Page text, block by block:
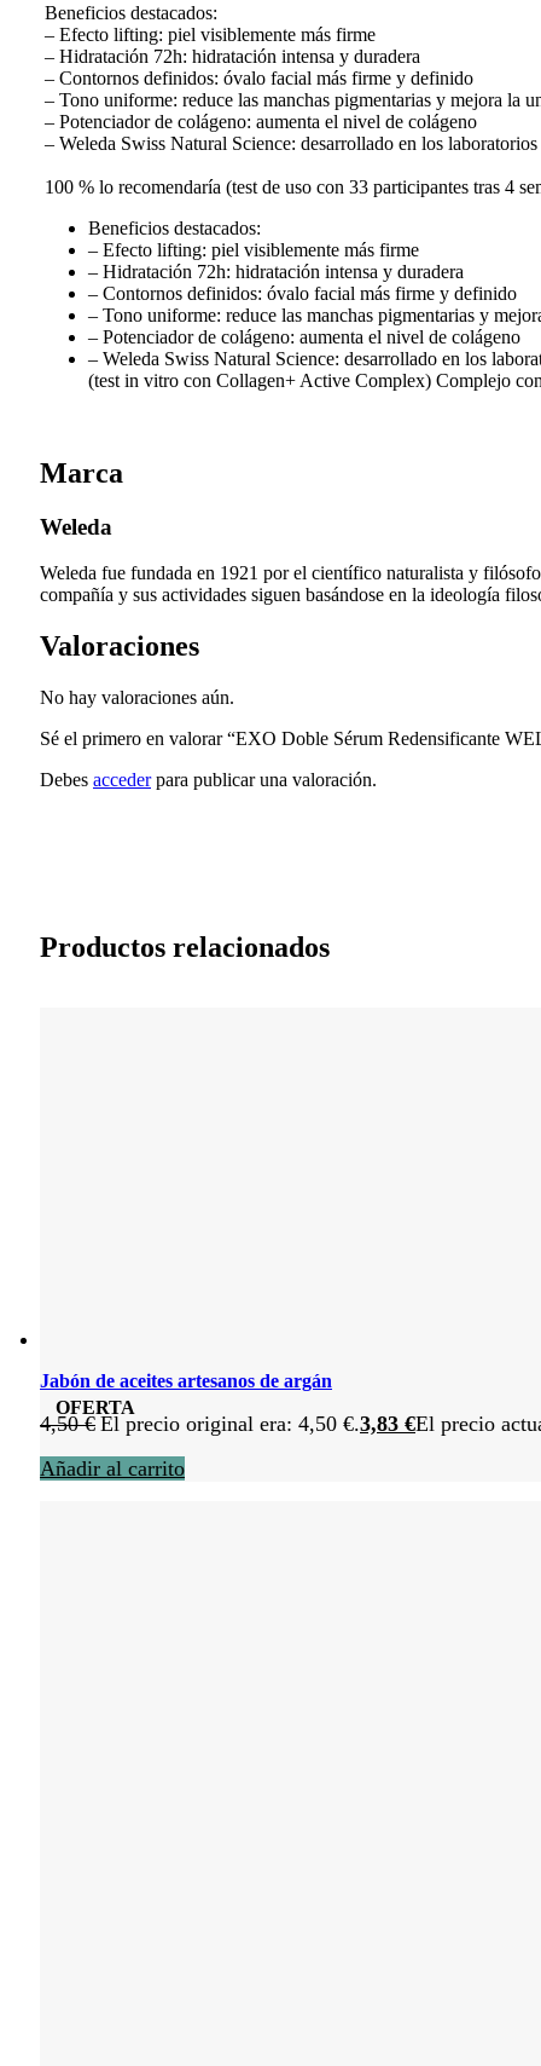
Beneficios destacados:
– Efecto lifting: piel visiblemente más firme
– Hidratación 72h: hidratación intensa y duradera
– Contornos definidos: óvalo facial más firme y definido
– Tono uniforme: reduce las manchas pigmentarias y mejora la
– Potenciador de colágeno: aumenta el nivel de colágeno
– Weleda Swiss Natural Science: desarrollado en los
100 % lo recomendaría (test de uso con 33 participantes tras 4
Beneficios destacados:
– Efecto lifting: piel visiblemente más firme
– Hidratación 72h: hidratación intensa y duradera
– Contornos definidos: óvalo facial más firme y definido
– Tono uniforme: reduce las manchas pigmentarias y
– Potenciador de colágeno: aumenta el nivel de colágeno
– Weleda Swiss Natural Science: desarrollado en los
(test in vitro con Collagen+ Active Complex) Complejo
Marca
Weleda
Weleda fue fundada en 1921 por el científico naturalista y
compañía y sus actividades siguen basándose en la ideología
Valoraciones
No hay valoraciones aún.
Sé el primero en valorar “EXO Doble Sérum Redensificante
Debes accederpara publicar una valoración.
Productos relacionados
OFERTA
Jabón de aceites artesanos de argán
4,50€ El precio original era: 4,50 €.3,83 €El precio
Añadir al carrito